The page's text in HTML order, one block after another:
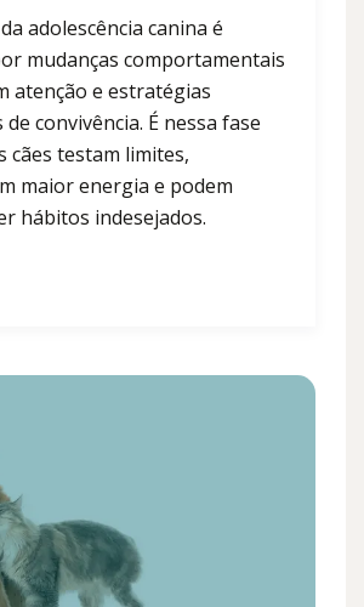
adolescência canina é
mudanças comportamentais
atenção e estratégias
de convivência. É nessa fase
cães testam limites,
maior energia e podem
hábitos indesejados.